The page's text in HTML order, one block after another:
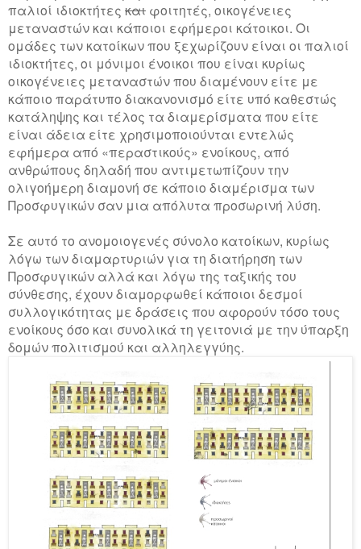
παλιοί ιδιοκτήτες και φοιτητές, οικογένειες
μεταναστών και κάποιοι εφήμεροι κάτοικοι. Οι
ομάδες των κατοίκων που ξεχωρίζουν είναι οι παλιοί
ιδιοκτήτες, οι μόνιμοι ένοικοι που είναι κυρίως
οικογένειες μεταναστών που διαμένουν είτε με
κάποιο παράτυπο διακανονισμό είτε υπό καθεστώς
κατάληψης και τέλος τα διαμερίσματα που είτε
είναι άδεια είτε χρησιμοποιούνται εντελώς
εφήμερα από «περαστικούς» ενοίκους, από
ανθρώπους δηλαδή που αντιμετωπίζουν την
ολιγοήμερη διαμονή σε κάποιο διαμέρισμα των
Προσφυγικών σαν μια απόλυτα προσωρινή λύση.
Σε αυτό το ανομοιογενές σύνολο κατοίκων, κυρίως
λόγω των διαμαρτυριών για τη διατήρηση των
Προσφυγικών αλλά και λόγω της ταξικής του
σύνθεσης, έχουν διαμορφωθεί κάποιοι δεσμοί
συλλογικότητας με δράσεις που αφορούν τόσο τους
ενοίκους όσο και συνολικά τη γειτονιά με την ύπαρξη
δομών πολιτισμού και αλληλεγγύης.